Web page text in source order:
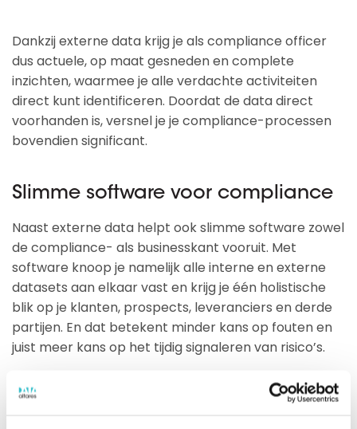
Dankzij externe data krijg je als compliance officer
dus actuele, op maat gesneden en complete
inzichten, waarmee je alle verdachte activiteiten
direct kunt identificeren. Doordat de data direct
voorhanden is, versnel je je compliance-processen
bovendien significant.
Slimme software voor compliance
Naast externe data helpt ook slimme software zowel
de compliance- als businesskant vooruit. Met
software knoop je namelijk alle interne en externe
datasets aan elkaar vast en krijg je één holistische
blik op je klanten, prospects, leveranciers en derde
partijen. En dat betekent minder kans op fouten en
juist meer kans op het tijdig signaleren van risico’s.
Slimme compliance-softwareoplossingen,